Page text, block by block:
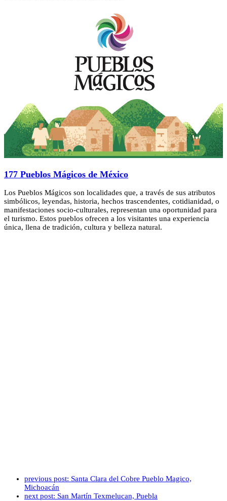
177 Pueblos Mágicos de México
Los Pueblos Mágicos son localidades que, a través de sus atributos
simbólicos, leyendas, historia, hechos trascendentes, cotidianidad, o
manifestaciones socio-culturales, representan una oportunidad para
el turismo. Estos pueblos ofrecen a los visitantes una experiencia
única, llena de tradición, cultura y belleza natural.
previous post: Santa Clara del Cobre Pueblo Magico,
Michoacán
next post: San Martín Texmelucan, Puebla